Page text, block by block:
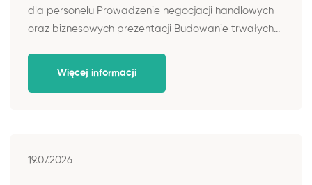
dla personelu Prowadzenie negocjacji handlowych
oraz biznesowych prezentacji Budowanie trwałych...
Więcej informacji
19.07.2026